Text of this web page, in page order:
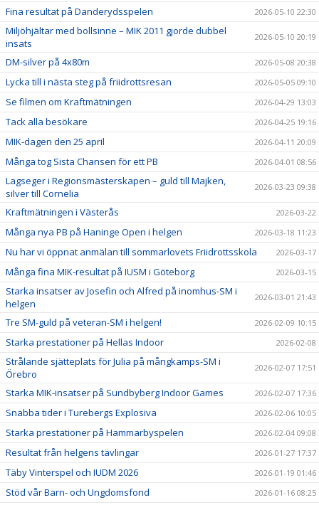
Fina resultat på Danderydsspelen 2026-05-10 22:30
Miljöhjältar med bollsinne – MIK 2011 gjorde dubbel
insats
2026-05-10 20:19
DM-silver på 4x80m 2026-05-08 20:38
Lycka till i nästa steg på friidrottsresan 2026-05-05 09:10
Se filmen om Kraftmätningen 2026-04-29 13:03
Tack alla besökare 2026-04-25 19:16
MIK-dagen den 25 april 2026-04-11 20:09
Många tog Sista Chansen för ett PB 2026-04-01 08:56
Lagseger i Regionsmästerskapen – guld till Majken,
silver till Cornelia
2026-03-23 09:38
Kraftmätningen i Västerås 2026-03-22
Många nya PB på Haninge Open i helgen 2026-03-18 11:23
Nu har vi öppnat anmälan till sommarlovets Friidrottsskola 2026-03-17
Många fina MIK-resultat på IUSM i Göteborg 2026-03-15
Starka insatser av Josefin och Alfred på inomhus-SM i
helgen
2026-03-01 21:43
Tre SM-guld på veteran-SM i helgen! 2026-02-09 10:15
Starka prestationer på Hellas Indoor 2026-02-08
Strålande sjätteplats för Julia på mångkamps-SM i
Örebro
2026-02-07 17:51
Starka MIK-insatser på Sundbyberg Indoor Games 2026-02-07 17:36
Snabba tider i Turebergs Explosiva 2026-02-06 10:05
Starka prestationer på Hammarbyspelen 2026-02-04 09:08
Resultat från helgens tävlingar 2026-01-27 17:37
Täby Vinterspel och IUDM 2026 2026-01-19 01:46
Stöd vår Barn- och Ungdomsfond 2026-01-16 08:25